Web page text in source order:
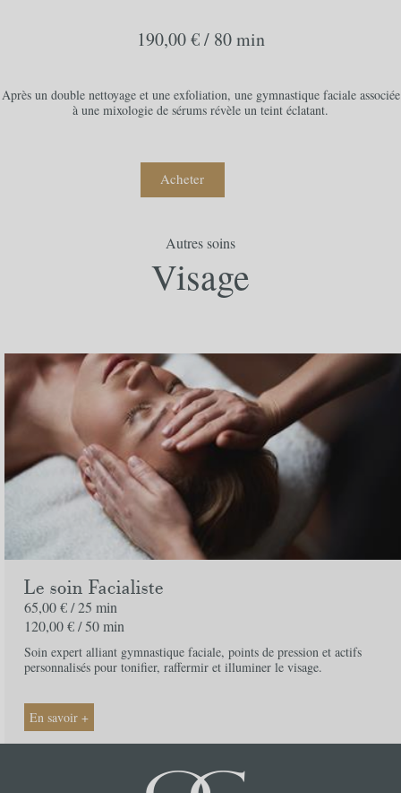
190,00 € / 80 min
Après un double nettoyage et une exfoliation, une gymnastique faciale associée
à une mixologie de sérums révèle un teint éclatant.
Acheter
Commander votre bon cadeau
Spa
Prix
70,00 €
Adresse de facturation
Nom*
Prénom*
Email*
Autres soins
Visage
Le soin Facialiste
65,00 € /25 min
120,00 € /50 min
Soin expert alliant gymnastique faciale, points de pression et actifs
personnalisés pour tonifier, raffermir et illuminer le visage.
En savoir +